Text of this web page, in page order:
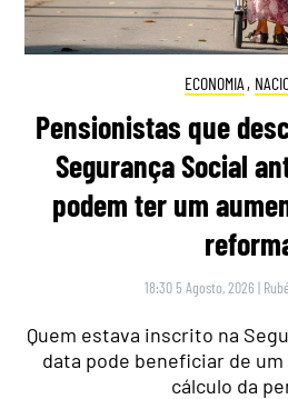
ECONOMIA ,
Pensionistas que
Segurança Social
podem ter um
18:30 5 Agosto, 2026 |
Quem estava inscrito na
data pode beneficiar de
cálculo da